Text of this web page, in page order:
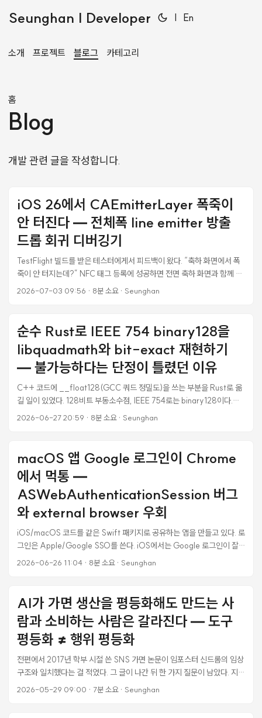
Seunghan | Developer | En
소개 프로젝트 블로그 카테고리
홈
Blog
개발 관련 글을 작성합니다.
iOS 26에서 CAEmitterLayer 폭죽이
안 터진다 — 전체폭 line emitter 방출
드롭 회귀 디버깅기
TestFlight 빌드를 받은 테스터에게서 피드백이 왔다. “축하 화면에서 폭
죽이 안 터지는데?” NFC 태그 등록에 성공하면 전면 축하 화면과 함께 색
종이(confetti)가 쏟아지게 만들어놨는데, 실기기에서 카드만 뜨고 파티
프리뷰에서는 몇 달 전부터 잘 돌았다. 그런데 iOS 26 실기기에서는 빌드
를 두 번 갈아엎어도 안 터졌다. 결론부터 말하면 iOS 26에서
emitterSize가 화면 전체폭인 .line emitter는 셀 구성과 타이밍이 전부
정상이어도 방출 자체가 통째로 드롭되는 회귀가 있었고, 검색해도 안 나
오는 문제라 A/B 판별로 직접 격리해야 했다. 이 글은 그 4라운드 디버깅
기록이다. 가는 길에 SwiftUI @Observable의 수동 Binding 추적 단절,
updateUIView zero-bounds 레이스 같은 다른 함정도 두 개 잡았다. ...
2026-07-03 09:56 · 8분 소요· Seunghan
순수 Rust로 IEEE 754 binary128을
libquadmath와 bit-exact 재현하기
— 불가능하다는 단정이 틀렸던 이유
C++ 코드에 __float128(GCC 쿼드 정밀도)을 쓰는 부분을 Rust로 옮
길 일이 있었다. 128비트 부동소수점, IEEE 754로는 binary128이다.
f32/f64처럼 Rust 표준에 f128이 있긴 한데, 막상 손대보니 “이건 순수
만 건 넘는 차등 퍼징으로 검증하고 나서야, “왜 안 된다고 생각했는지"와
“왜 사실은 되는지"가 둘 다 명확해졌다. 그 기록이다. 이 글에 서비스나 도
메인 얘기는 없다. 순수하게 binary128, libquadmath, IEEE 754, Rust
FFI 이야기만 한다. ...
2026-06-27 20:59 · 8분 소요· Seunghan
macOS 앱 Google 로그인이 Chrome
에서 먹통 —
ASWebAuthenticationSession 버그
와 external browser 우회
iOS/macOS 코드를 같은 Swift 패키지로 공유하는 앱을 만들고 있다. 로
그인은 Apple/Google SSO를 쓴다. iOS에서는 Google 로그인이 잘
됐다. 그런데 macOS 빌드에서만 Google 로그인이 끝까지 완료가 안 됐
왜 한쪽 플랫폼에서만 깨지는가. 이게 며칠간 이어진 삽질의 시작이었다.
결론부터 말하면 범인은 ASWebAuthenticationSession이었고,
macOS에서는 이 API를 쓰지 않고 외부 브라우저를 직접 여는 방식으로
바꿔서 해결했다. 이 글은 그 과정과, macOS 데스크톱 OAuth를 어떻게
구현해야 하는지에 대한 정리다. ...
2026-06-26 11:04 · 8분 소요· Seunghan
AI가 가면 생산을 평등화해도 만드는 사
람과 소비하는 사람은 갈라진다 — 도구
평등화 ≠ 행위 평등화
전편에서 2017년 학부 시절 쓴 SNS 가면 논문이 임포스터 신드롬의 임상
구조와 일치했다는 걸 적었다. 그 글이 나간 뒤 한 가지 질문이 남았다. 지금
AI 시대를 본다면 그 다음 예측은 뭐가 될까. 먼저 명확히 해둘 게 있다. 나
2026-05-29 09:00 · 7분 소요· Seunghan